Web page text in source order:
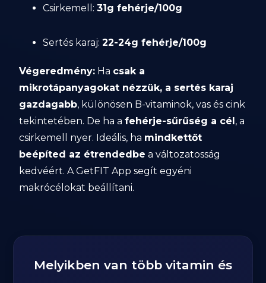
Csirkemell:31g fehérje/100g
Sertés karaj:22-24g fehérje/100g
Végeredmény: Ha csak a
mikrotápanyagokat nézzük, a sertés karaj
gazdagabb, különösen B-vitaminok, vas és cink
tekintetében. De ha afehérje-sűrűség a cél, a
csirkemell nyer. Ideális, ha mindkettőt
beépíted az étrendedbe a változatosság
kedvéért. A GetFIT App segít egyéni
makrócélokat beállítani.
Melyikben van több vitamin és